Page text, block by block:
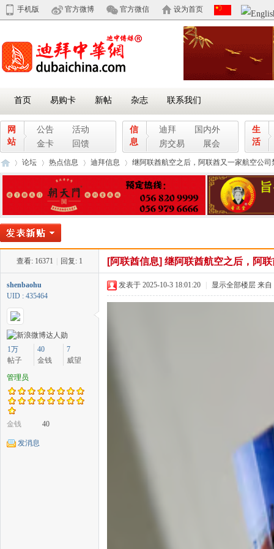
手机版 官方微博 官方微信 设为首页
首页 易购卡 新帖 杂志 联系我们
网
站
公告
活动
金卡
回馈
信
息
迪拜
国内外
房交易
展会
生
活
迪
中
»
论坛
›
热点信息
›
迪拜信息
›
继阿联酋航空之后，阿联酋又一家航空公司
查看: 16371 回复: 1 [阿联酋信息] 继阿联酋航空之后，阿
shenbaohu
UID : 435464
1万
帖子
40
金钱
7
威望
管理员
金钱 40
发消息
发表于 2025-10-3 18:01:20 显示全部楼层 来自